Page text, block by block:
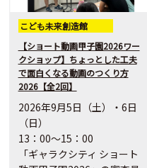
こども未来創造館
【ショート動画甲子園2026ワー
クショップ】ちょっとした工夫
で面白くなる動画のつくり方
2026【全2回】
2026年9月5日（土）・6日
（日）
13：00～15：00
「ギャラクシティ ショート